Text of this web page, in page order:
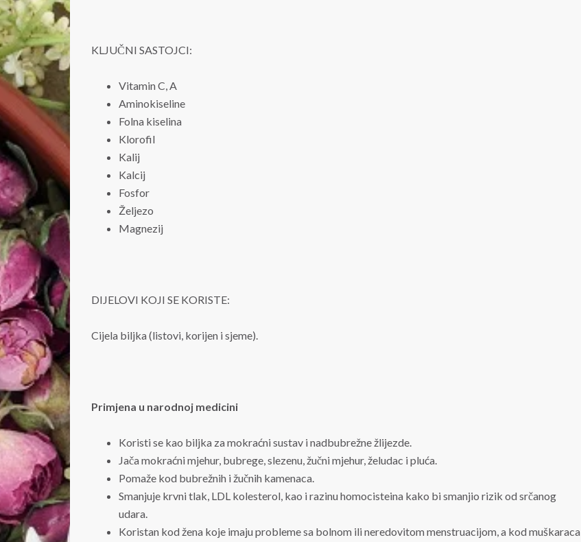
KLJUČNI SASTOJCI:
Vitamin C, A
Aminokiseline
Folna kiselina
Klorofil
Kalij
Kalcij
Fosfor
Željezo
Magnezij
DIJELOVI KOJI SE KORISTE:
Cijela biljka (listovi, korijen i sjeme).
Primjena u narodnoj medicini
Koristi se kao biljka za mokraćni sustav i nadbubrežne žlijezde.
Jača mokraćni mjehur, bubrege, slezenu, žučni mjehur, želudac i pluća.
Pomaže kod bubrežnih i žučnih kamenaca.
Smanjuje krvni tlak, LDL kolesterol, kao i razinu homocisteina kako bi smanjio rizik od srčanog
udara.
Koristan kod žena koje imaju probleme sa bolnom ili neredovitom menstruacijom, a kod muškaraca